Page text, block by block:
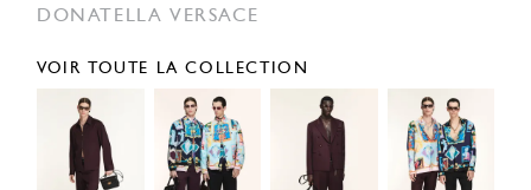
DONATELLA VERSACE
VOIR TOUTE LA COLLECTION